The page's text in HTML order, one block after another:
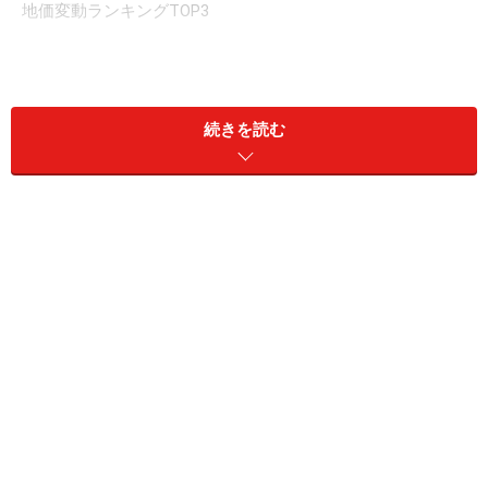
地価変動ランキングTOP3
1位は、神戸市灘区。大阪～神戸間のJR線・阪急線・阪
神線が並行して走る「阪神間」と呼ばれる人気住宅エリ
続きを読む